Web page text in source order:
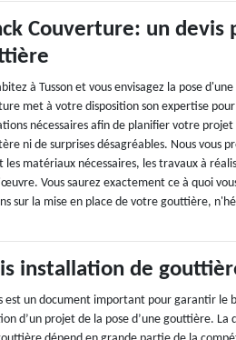
Couverture: un devis
à Tusson et vous envisagez la pose
met à votre disposition son expertise
nécessaires afin de planifier votre
ni de surprises désagréables. Nous vous
les matériaux nécessaires, les travaux à
Vous saurez exactement ce à quoi
sur la mise en place de votre gouttière,
installation de
est un document important pour garantir le
d’un projet de la pose d’une gouttière.